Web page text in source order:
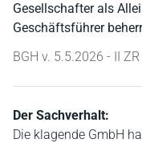
Gesellschafter als
Geschäftsführer
BGH v. 5.5.2026 - II
Der Sachverhalt:
Die klagende GmbH